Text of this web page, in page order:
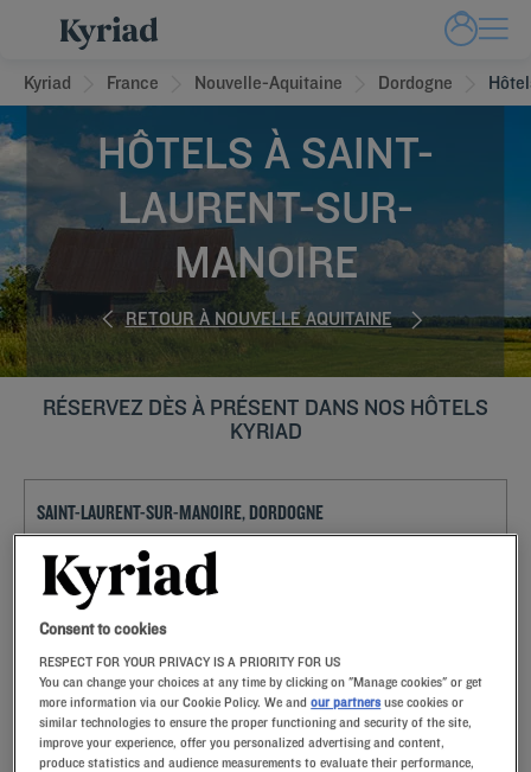
Kyriad France Nouvelle-Aquitaine Dordogne
HÔTELS À SAINT-
LAURENT-SUR-
MANOIRE
RETOUR À NOUVELLE AQUITAINE
RÉSERVEZ DÈS À PRÉSENT DANS NOS HÔTELS
KYRIAD
Navigate forward to interact with the calendar and select a date. Press
RECHERCHER
Consent to cookies
RESPECT FOR YOUR PRIVACY IS A PRIORITY FOR US
You can change your choices at any time by clicking on "Manage cookies" or get
more information via our Cookie Policy. We andour partners use cookies or
similar technologies to ensure the proper functioning and security of the site,
improve your experience, offer you personalized advertising and content,
produce statistics and audience measurements to evaluate their performance,